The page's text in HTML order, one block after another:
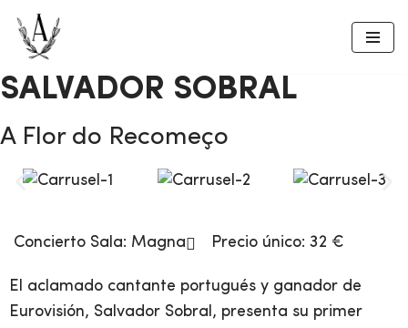
Saltar
al
contenido
SALVADOR SOBRAL
A Flor do Recomeço
Concierto Sala: Magna Precio único: 32 €
El aclamado cantante portugués y ganador de
Eurovisión, Salvador Sobral, presenta su primer